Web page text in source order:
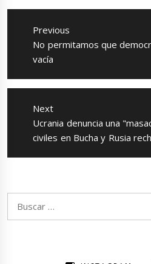
Navegación
entradas
Previous
Previous
post:
No permitamos que
vacía
Next
Next
post:
Ucrania denuncia una
civiles en Bucha y Rusia